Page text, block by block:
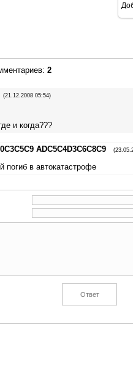
: 2
(21.12.2008 05:54)
и когда???
ADC5C4D3C6C8C9
погиб в автокатастрофе